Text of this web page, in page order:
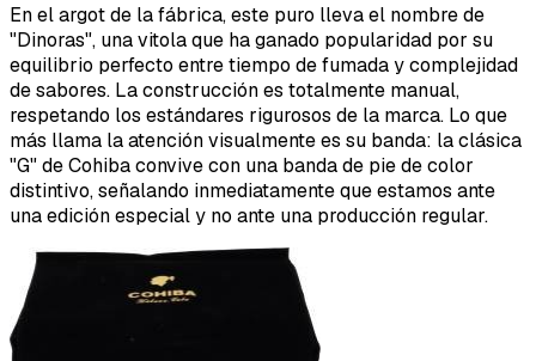
En el argot de la fábrica, este puro lleva el nombre de
"Dinoras", una vitola que ha ganado popularidad por su
equilibrio perfecto entre tiempo de fumada y complejidad
de sabores. La construcción es totalmente manual,
respetando los estándares rigurosos de la marca. Lo que
más llama la atención visualmente es su banda: la clásica
"G" de Cohiba convive con una banda de pie de color
distintivo, señalando inmediatamente que estamos ante
una edición especial y no ante una producción regular.